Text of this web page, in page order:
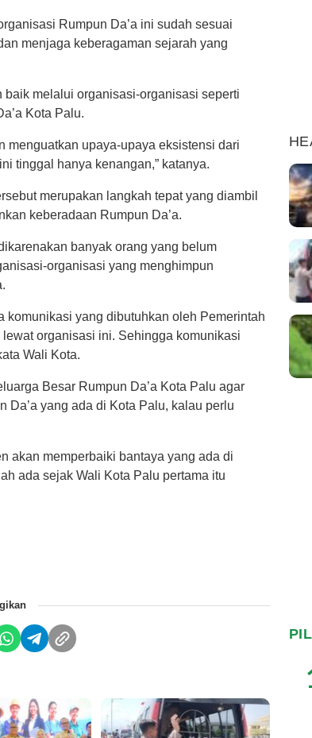
Rumpun Da’a ini sudah sesuai
menjaga keberagaman sejarah yang
melalui organisasi-organisasi seperti
Kota Palu.
menguatkan upaya-upaya eksistensi dari
tinggal hanya kenangan,” katanya.
merupakan langkah tepat yang diambil
keberadaan Rumpun Da’a.
banyak orang yang belum
organisasi yang menghimpun
komunikasi yang dibutuhkan oleh Pemerintah
organisasi ini. Sehingga komunikasi
Wali Kota.
Besar Rumpun Da’a Kota Palu agar
Da’a yang ada di Kota Palu, kalau perlu
akan memperbaiki bantaya yang ada di
ada sejak Wali Kota Palu pertama itu